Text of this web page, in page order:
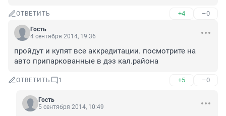
ОТВЕТИТЬ +4 –0
Гость
4 сентября 2014, 19:36
пройдут и купят все аккредитации. посмотрите на
авто припаркованные в дэз кал.района
ОТВЕТИТЬ 1 +5 –0
Гость
5 сентября 2014, 10:49